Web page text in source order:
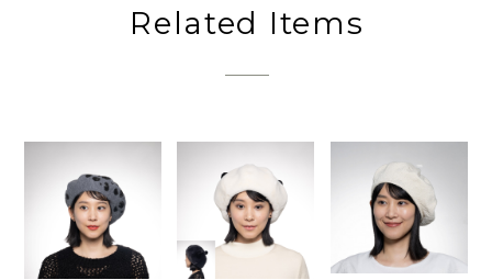
Related Items